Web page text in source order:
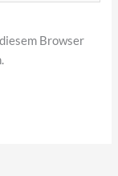
Browser